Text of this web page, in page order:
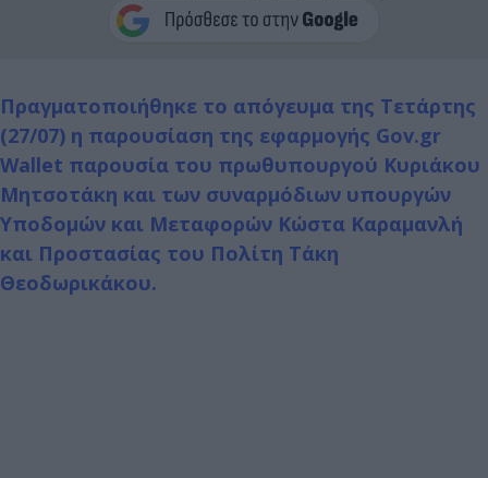
Πραγματοποιήθηκε το απόγευμα της Τετάρτης
(27/07) η παρουσίαση της εφαρμογής Gov.gr
Wallet παρουσία του πρωθυπουργού Κυριάκου
Μητσοτάκη και των συναρμόδιων υπουργών
Υποδομών και Μεταφορών Κώστα Καραμανλή
και Προστασίας του Πολίτη Τάκη
Θεοδωρικάκου.